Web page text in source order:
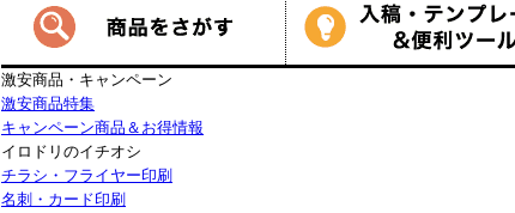
激安商品・キャンペーン
激安商品特集
キャンペーン商品＆お得情報
イロドリのイチオシ
チラシ・フライヤー印刷
名刺・カード印刷